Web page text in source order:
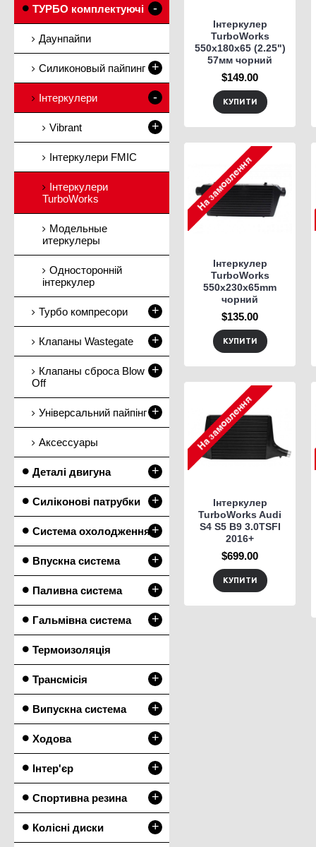
ТУРБО комплектуючі -
Даунпайпи
Силиконовый пайпинг +
Інтеркулери -
Vibrant +
Інтеркулери FMIC
Інтеркулери
TurboWorks
Модельные
итеркулеры
Односторонній
інтеркулер
Турбо компресори +
Клапаны Wastegate +
Клапаны сброса Blow
Off
+
Універсальний пайпінг +
Аксессуары
Деталі двигуна +
Силіконові патрубки +
Система охолодження+
Впускна система +
Паливна система +
Гальмівна система +
Термоизоляція
Трансмісія +
Випускна система +
Ходова +
Інтер'єр +
Спортивна резина +
Колісні диски +
Інтеркулер
TurboWorks
550x180x65 (2.25")
57мм чорний
$149.00
КУПИТИ
Інтеркулер
TurboWorks
550x230x65mm
чорний
$135.00
КУПИТИ
Інтеркулер
TurboWorks Audi
S4 S5 B9 3.0TSFI
2016+
$699.00
КУПИТИ